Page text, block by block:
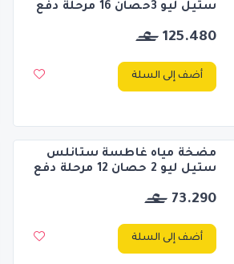
ستيل ليو 3حصان 16 مرحلة دفع
125.480
أضف إلى السلة
مضخة مياه غاطسة ستانلس
ستيل ليو 2 حصان 12 مرحلة دفع
73.290
أضف إلى السلة